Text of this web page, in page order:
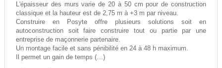
L'épaisseur des murs varie de 20 à 50 cm pour de construction
classique et la hauteur est de 2,75 m à +3 m par niveau.
Construire en Posyte offre plusieurs solutions soit en
autoconstruction soit faire construire tout ou partie par une
entreprise de maçonnerie partenaire.
Un montage facile et sans pénibilité en 24 à 48 h maximum.
Il permet un gain de temps (…)